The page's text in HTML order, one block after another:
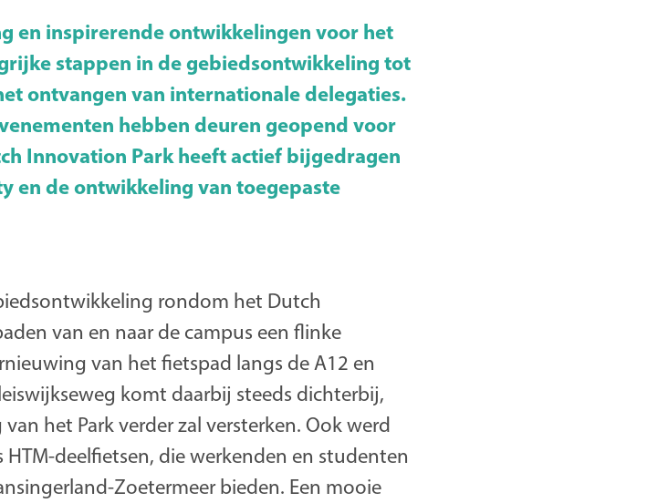
en inspirerende ontwikkelingen voor het
stappen in de gebiedsontwikkeling tot
ontvangen van internationale delegaties.
hebben deuren geopend voor
Innovation Park heeft actief bijgedragen
en de ontwikkeling van toegepaste
rondom het Dutch
van en naar de campus een flinke
van het fietspad langs de A12 en
komt daarbij steeds dichterbij,
het Park verder zal versterken. Ook werd
deelfietsen, die werkenden en studenten
Zoetermeer bieden. Een mooie